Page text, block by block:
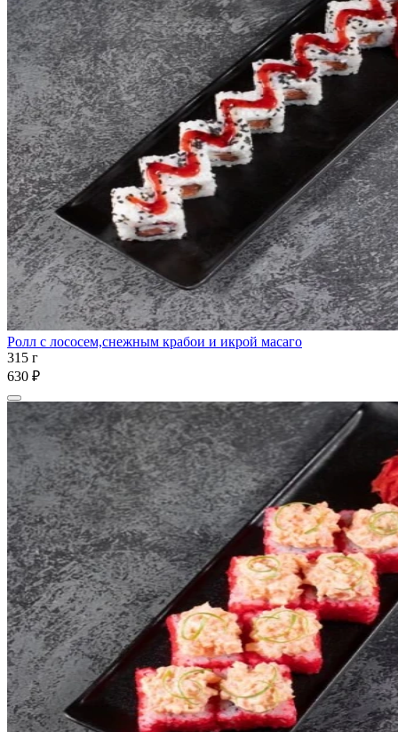
Ролл с лососем,снежным крабои и икрой масаго
315 г
630 ₽